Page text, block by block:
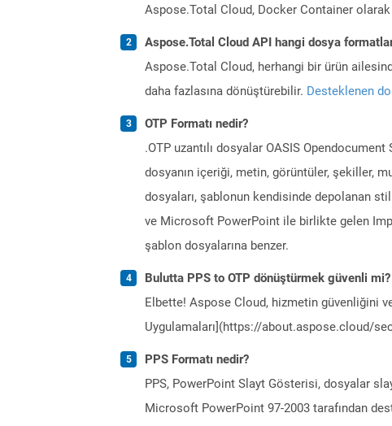
Aspose.Total Cloud, Docker Container olarak
Aspose.Total Cloud API hangi dosya
Aspose.Total Cloud, herhangi bir ürün
daha fazlasına dönüştürebilir. Desteklenen
OTP Formatı nedir?
.OTP uzantılı dosyalar OASIS
dosyanın içeriği, metin, görüntüler, şekiller,
dosyaları, şablonun kendisinde depolanan
ve Microsoft PowerPoint ile birlikte gelen
şablon dosyalarına benzer.
Bulutta PPS to OTP dönüştürmek güvenli mi?
Elbette! Aspose Cloud, hizmetin güvenliğini
Uygulamaları](https://about.aspose.cloud/
PPS Formatı nedir?
PPS, PowerPoint Slayt Gösterisi, dosyalar
Microsoft PowerPoint 97-2003 tarafından